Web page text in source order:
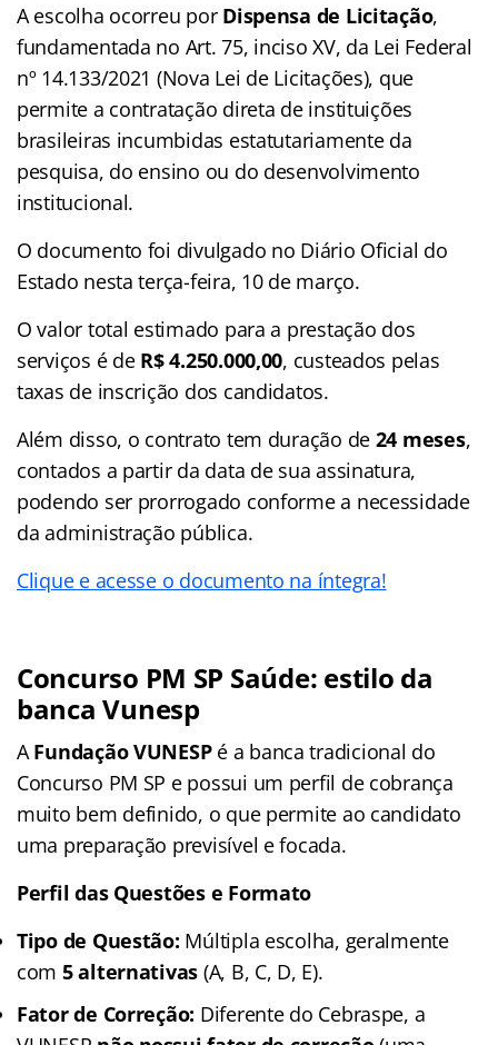
A escolha ocorreu por Dispensa de Licitação,
fundamentada no Art. 75, inciso XV, da Lei Federal
nº 14.133/2021 (Nova Lei de Licitações), que
permite a contratação direta de instituições
brasileiras incumbidas estatutariamente da
pesquisa, do ensino ou do desenvolvimento
institucional.
O documento foi divulgado no Diário Oficial do
Estado nesta terça-feira, 10 de março.
O valor total estimado para a prestação dos
serviços é de R$ 4.250.000,00, custeados pelas
taxas de inscrição dos candidatos.
Além disso, o contrato tem duração de 24 meses,
contados a partir da data de sua assinatura,
podendo ser prorrogado conforme a necessidade
da administração pública.
Clique e acesse o documento na íntegra!
Concurso PM SP Saúde: estilo da
banca Vunesp
AFundação VUNESPé a banca tradicional do
Concurso PM SP e possui um perfil de cobrança
muito bem definido, o que permite ao candidato
uma preparação previsível e focada.
Perfil das Questões e Formato
Tipo de Questão: Múltipla escolha, geralmente
com 5 alternativas (A, B, C, D, E).
Fator de Correção: Diferente do Cebraspe, a